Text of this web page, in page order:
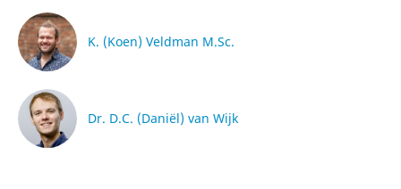
K. (Koen) Veldman M.Sc.
Dr. D.C. (Daniël) van Wijk